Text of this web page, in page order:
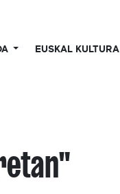
EUSKAL KULTURA